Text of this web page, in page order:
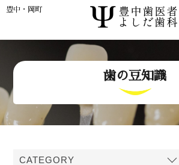
理事長・歯科医師紹介
豊中・岡町
歯の豆知識